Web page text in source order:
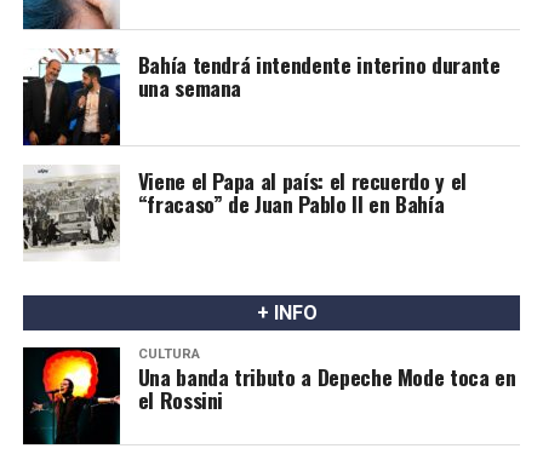
Bahía tendrá intendente interino durante
una semana
Viene el Papa al país: el recuerdo y el
“fracaso” de Juan Pablo II en Bahía
+ INFO
CULTURA
Una banda tributo a Depeche Mode toca en
el Rossini